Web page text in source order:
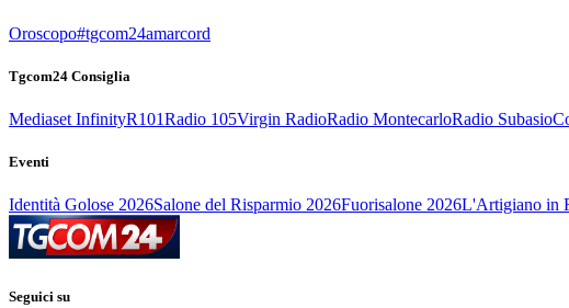
Oroscopo#tgcom24amarcord
Tgcom24 Consiglia
Mediaset InfinityR101Radio 105Virgin RadioRadio MontecarloRadio Subasio
Eventi
Identità Golose 2026Salone del Risparmio 2026Fuorisalone 2026L'Artigiano in
Seguici su